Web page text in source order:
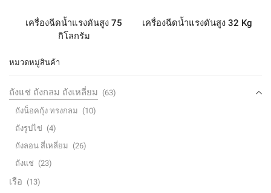
เครื่องฉีดน้ำแรงดันสูง 75
กิโลกรัม
เครื่องฉีดน้ำแรงดันสูง 32 Kg
หมวดหมู่สินค้า
ถังแช่ ถังกลม ถังเหลี่ยม (63)
ถังน็อคกุ้ง ทรงกลม (10)
ถังรูปไข่ (4)
ถังลอน สี่เหลี่ยม (26)
ถังแช่ (23)
เรือ (13)